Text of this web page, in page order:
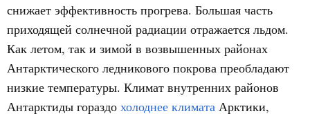
снижает эффективность прогрева. Большая часть
приходящей солнечной радиации отражается льдом.
Как летом, так и зимой в возвышенных районах
Антарктического ледникового покрова преобладают
низкие температуры. Климат внутренних районов
Антарктиды гораздо холоднее климата Арктики,